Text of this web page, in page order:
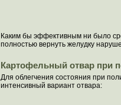
Каким бы эффективным ни было
полностью вернуть желудку
Картофельный отвар при
Для облегчения состояния при
интенсивный вариант отвара: